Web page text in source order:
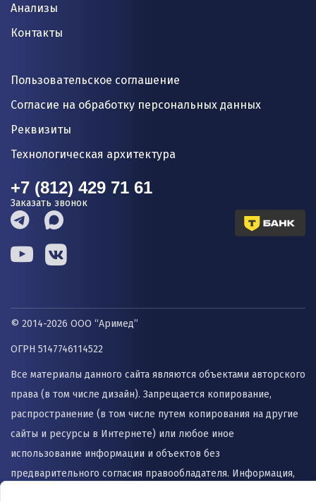
Анализы
Контакты
Пользовательское соглашение
Согласие на обработку персональных данных
Реквизиты
Технологическая архитектура
+7 (812) 429 71 61
Заказать звонок
© 2014-2026 ООО “Аримед”
ОГРН 5147746114522
Все материалы данного сайта являются объектами авторского
права (в том числе дизайн). Запрещается копирование,
распространение (в том числе путем копирования на другие
сайты и ресурсы в Интернете) или любое иное
использование информации и объектов без
предварительного согласия правообладателя. Информация,